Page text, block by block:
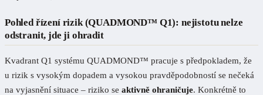
Pohled řízení rizik (QUADMOND™ Q1): nejistotu nelze
odstranit, jde ji ohradit
Kvadrant Q1 systému QUADMOND™ pracuje s předpokladem, že
u rizik s vysokým dopadem a vysokou pravděpodobností se nečeká
na vyjasnění situace – riziko se aktivně ohraničuje. Konkrétně to